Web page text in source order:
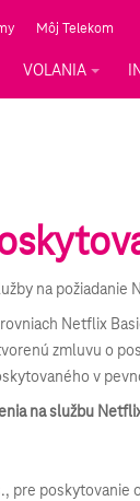
Môj Telekom
VOLANIA
na
Netflix
zmluvu o
v
na službu
pre poskytovanie